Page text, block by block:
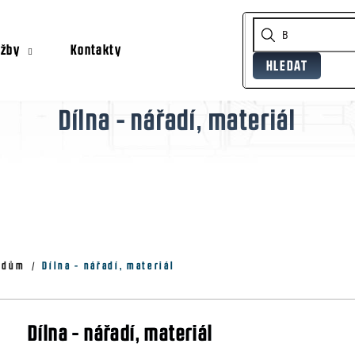
Kontakty
HLEDAT
Dílna - nářadí, materiál
Dílna - nářadí, materiál
Dílna - nářadí, materiál
Doporučujeme